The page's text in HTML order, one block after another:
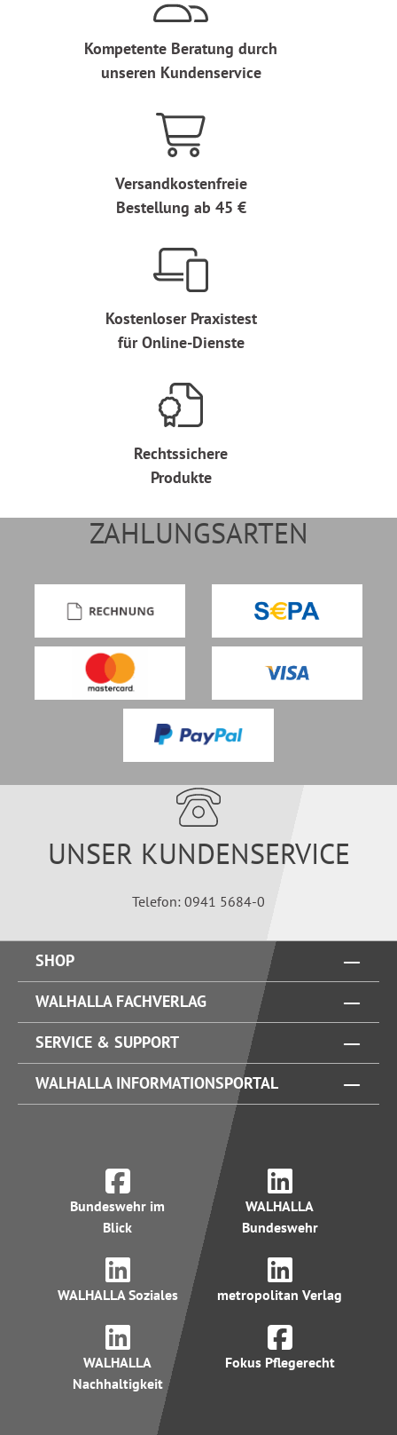
Kompetente Beratung durch
unseren Kundenservice
Versandkostenfreie
Bestellung ab 45 €
Kostenloser Praxistest
für Online-Dienste
Rechtssichere
Produkte
ZAHLUNGSARTEN
UNSER KUNDENSERVICE
Telefon: 0941 5684-0
SHOP
WALHALLA FACHVERLAG
SERVICE & SUPPORT
WALHALLA INFORMATIONSPORTAL
Bundeswehr im
Blick
WALHALLA
Bundeswehr
WALHALLA Soziales metropolitan Verlag
WALHALLA
Nachhaltigkeit
Fokus Pflegerecht